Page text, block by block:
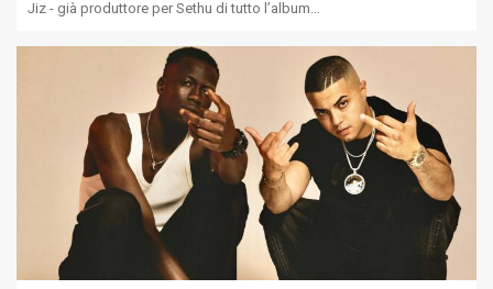
Jiz - già produttore per Sethu di tutto l’album…